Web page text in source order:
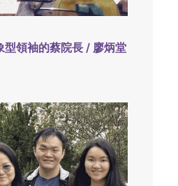
型領袖的蔡院長 / 廖炳堂